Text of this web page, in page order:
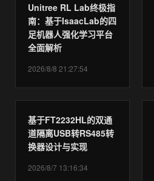
Unitree RL Lab终极指
南：基于IsaacLab的四
足机器人强化学习平台
全面解析
2026/8/8 21:27:54
基于FT2232HL的双通
道隔离USB转RS485转
换器设计与实现
2026/8/7 13:16:34